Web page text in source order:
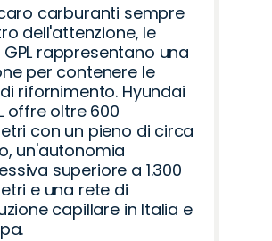
carburanti sempre
dell'attenzione, le
rappresentano una
per contenere le
rifornimento. Hyundai
offre oltre 600
con un pieno di circa
un'autonomia
superiore a 1.300
e una rete di
capillare in Italia e